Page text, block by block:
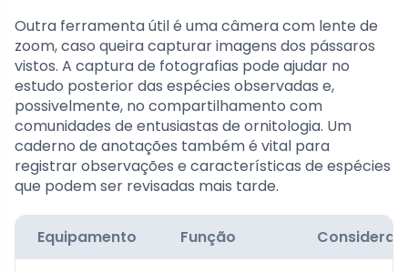
Outra ferramenta útil é uma câmera com lente de
zoom, caso queira capturar imagens dos pássaros
vistos. A captura de fotografias pode ajudar no
estudo posterior das espécies observadas e,
possivelmente, no compartilhamento com
comunidades de entusiastas de ornitologia. Um
caderno de anotações também é vital para
registrar observações e características de espécies
que podem ser revisadas mais tarde.
Equipamento Função